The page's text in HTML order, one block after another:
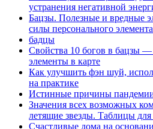
устранения негативной
Бацзы. Полезные и вредные
силы персонального
бадцы
Свойства 10 богов в бацзы
элементы в карте
Как улучшить фэн шуй,
на практике
Истинные причины
Значения всех возможных
летящие звезды. Таблицы
Счастливые дома на